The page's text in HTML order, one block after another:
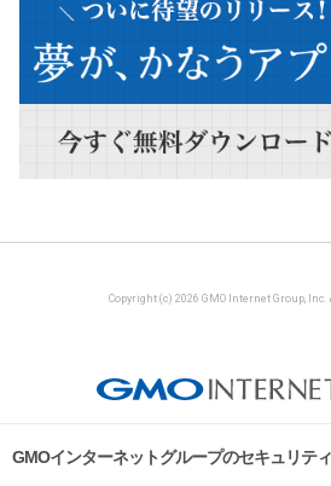
Copyright (c) 2026 GMO Internet Group, Inc.
GMOインターネットグループのセキュリテ